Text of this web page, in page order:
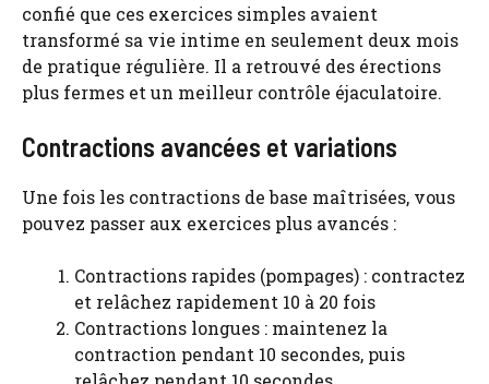
confié que ces exercices simples avaient
transformé sa vie intime en seulement deux mois
de pratique régulière. Il a retrouvé des érections
plus fermes et un meilleur contrôle éjaculatoire.
Contractions avancées et variations
Une fois les contractions de base maîtrisées, vous
pouvez passer aux exercices plus avancés :
Contractions rapides (pompages) : contractez
et relâchez rapidement 10 à 20 fois
Contractions longues : maintenez la
contraction pendant 10 secondes, puis